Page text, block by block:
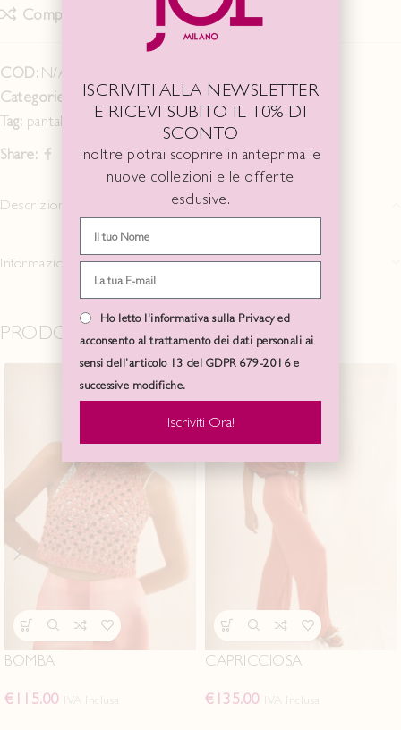
Compare Add to wishlist
COD: N/A
Categorie:
Last Chance SS 25, PANTALONI/GONNE
Tag: pantalone
Share:
Descrizione
Informazioni aggiuntive
PRODOTTI CORRELATI
BOMBA
€ 115.00
CAPRICCIOSA
€ 135.00
ISCRIVITI ALLA NEWSLETTER
E RICEVI SUBITO IL 10% DI
SCONTO
Inoltre potrai scoprire in anteprima le
nuove collezioni e le offerte
esclusive.
Ho letto l'informativa sulla Privacy ed
acconsento al trattamento dei dati personali ai
sensi dell’articolo 13 del GDPR 679-2016 e
successive modifiche.
Iscriviti Ora!